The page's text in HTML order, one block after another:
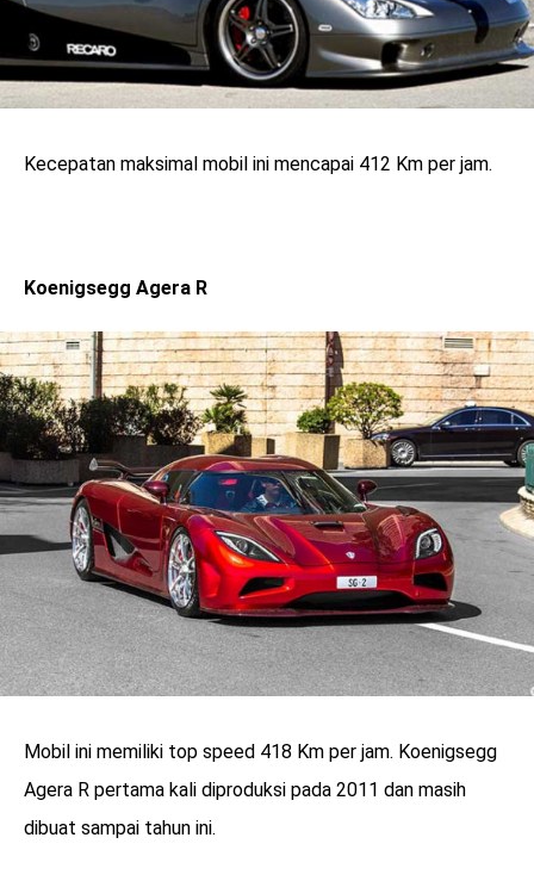
Kecepatan maksimal mobil ini mencapai 412 Km per jam.
Koenigsegg Agera R
Mobil ini memiliki top speed 418 Km per jam. Koenigsegg
Agera R pertama kali diproduksi pada 2011 dan masih
dibuat sampai tahun ini.